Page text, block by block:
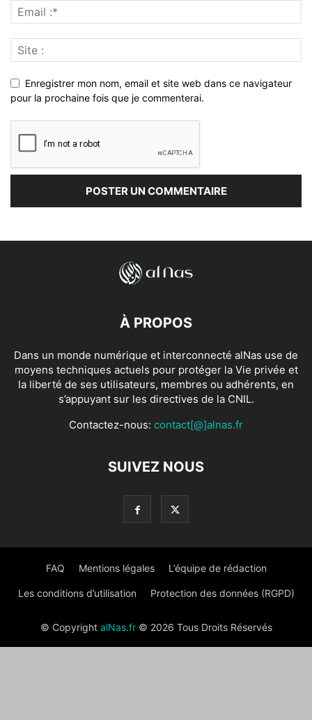
Enregistrer mon nom, email et site web dans ce navigateur
pour la prochaine fois que je commenterai.
À PROPOS
Dans un monde numérique et interconnecté alNas use de
moyens techniques actuels pour protéger la Vie privée et
la liberté de ses utilisateurs, membres ou adhérents, en
s’appuyant sur les directives de la CNIL.
Contactez-nous: contact[@]alnas.fr
SUIVEZ NOUS
FAQ Mentions légales L’équipe de rédaction
Les conditions d’utilisation Protection des données (RGPD)
© Copyright alNas.fr© 2026 Tous Droits Réservés